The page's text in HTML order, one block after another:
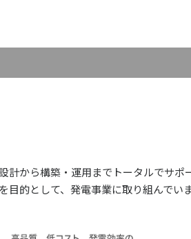
計から構築・運用までトータルでサポ
的として、発電事業に取り組んでいま